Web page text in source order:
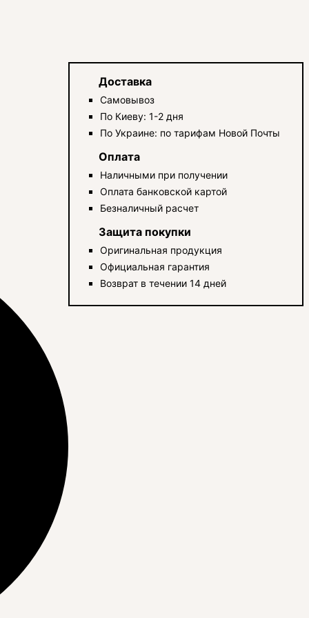
Доставка
Самовывоз
По Киеву: 1-2 дня
По Украине: по тарифам Новой Почты
Оплата
Наличными при получении
Оплата банковской картой
Безналичный расчет
Защита покупки
Оригинальная продукция
Официальная гарантия
Возврат в течении 14 дней